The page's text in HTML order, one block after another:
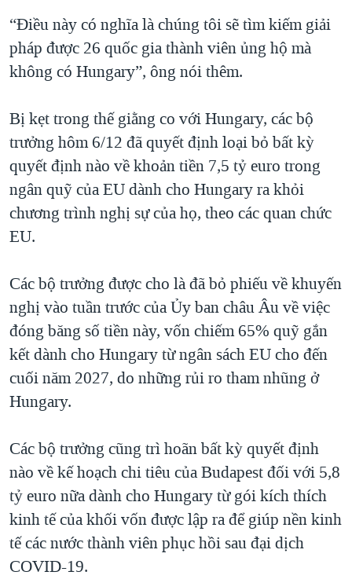
“Điều này có nghĩa là chúng tôi sẽ tìm kiếm giải
pháp được 26 quốc gia thành viên ủng hộ mà
không có Hungary”, ông nói thêm.
Bị kẹt trong thế giằng co với Hungary, các bộ
trưởng hôm 6/12 đã quyết định loại bỏ bất kỳ
quyết định nào về khoản tiền 7,5 tỷ euro trong
ngân quỹ của EU dành cho Hungary ra khỏi
chương trình nghị sự của họ, theo các quan chức
EU.
Các bộ trưởng được cho là đã bỏ phiếu về khuyến
nghị vào tuần trước của Ủy ban châu Âu về việc
đóng băng số tiền này, vốn chiếm 65% quỹ gắn
kết dành cho Hungary từ ngân sách EU cho đến
cuối năm 2027, do những rủi ro tham nhũng ở
Hungary.
Các bộ trưởng cũng trì hoãn bất kỳ quyết định
nào về kế hoạch chi tiêu của Budapest đối với 5,8
tỷ euro nữa dành cho Hungary từ gói kích thích
kinh tế của khối vốn được lập ra để giúp nền kinh
tế các nước thành viên phục hồi sau đại dịch
COVID-19.